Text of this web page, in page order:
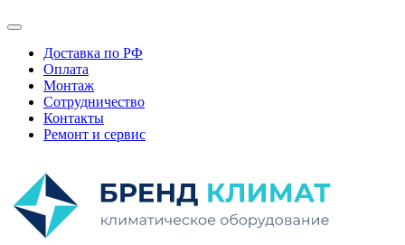
Доставка по РФ
Оплата
Монтаж
Сотрудничество
Контакты
Ремонт и сервис